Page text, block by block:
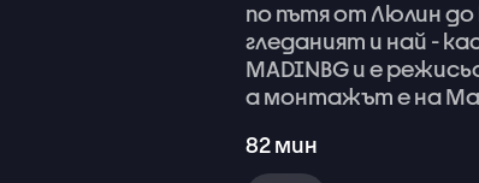
попътяотЛюлиндо
гледаният и най -
MADINBGие
амонтажътена
82мин